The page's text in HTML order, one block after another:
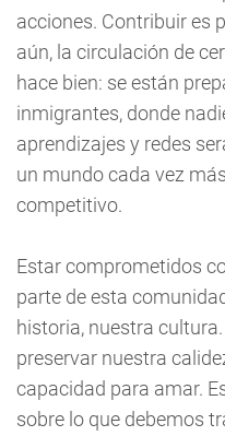
acciones. Contribuir es
aún, la circulación de
hace bien: se están
inmigrantes, donde
aprendizajes y redes
un mundo cada vez
competitivo.
Estar comprometidos
parte de esta
historia, nuestra
preservar nuestra
capacidad para amar.
sobre lo que debemos